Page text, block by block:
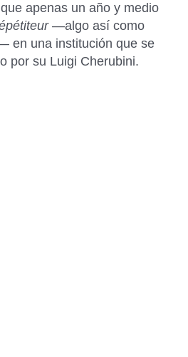
apenas un año y medio
—algo así como
en una institución que se
por su Luigi Cherubini.